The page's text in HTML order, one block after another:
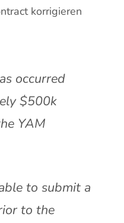
korrigieren
occurred
$500k
YAM
to submit a
to the